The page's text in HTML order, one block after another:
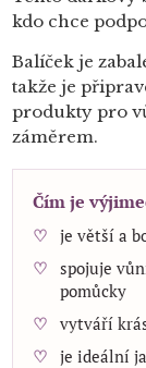
kdo chce
Balíček je
takže je
produkty pro
záměrem.
Čím je
je větší a
spojuje
pomůcky
vytváří
je ideální